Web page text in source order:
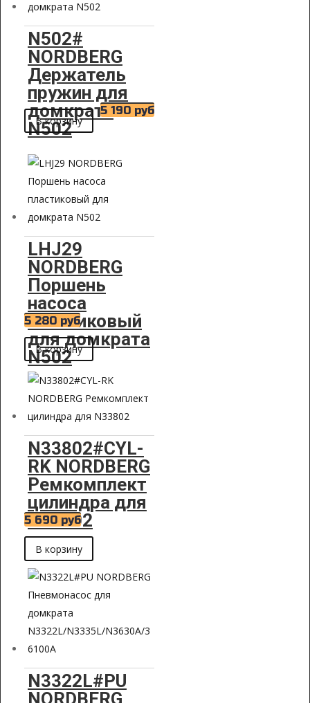
N502#
NORDBERG
Держатель
пружин для
домкрата
N502
5 190 руб
В корзину
LHJ29
NORDBERG
Поршень
насоса
пластиковый
для домкрата
N502
5 280 руб
В корзину
N33802#CYL-
RK NORDBERG
Ремкомплект
цилиндра для
N33802
5 690 руб
В корзину
N3322L#PU
NORDBERG